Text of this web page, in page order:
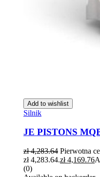
Add to wishlist
Silnik
JE PISTONS
zł4,283.64 Pierwotna
zł 4,283.64.zł4,169.76
(0)